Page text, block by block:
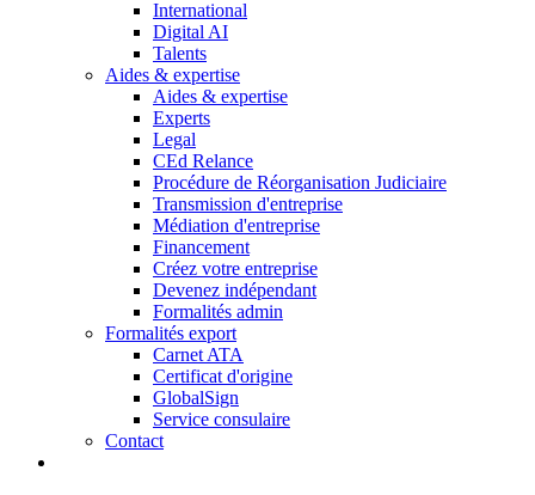
International
Digital AI
Talents
Aides & expertise
Aides & expertise
Experts
Legal
CEd Relance
Procédure de Réorganisation Judiciaire
Transmission d'entreprise
Médiation d'entreprise
Financement
Créez votre entreprise
Devenez indépendant
Formalités admin
Formalités export
Carnet ATA
Certificat d'origine
GlobalSign
Service consulaire
Contact